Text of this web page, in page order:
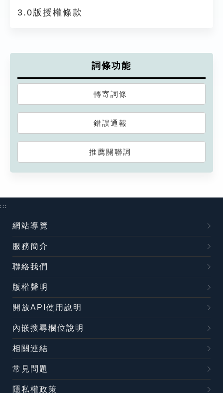
3.0版授權條款
詞條功能
轉寄詞條
錯誤通報
推薦關聯詞
:::
網站導覽
服務簡介
聯絡我們
版權聲明
開放API使用說明
內嵌搜尋欄位說明
相關連結
常見問題
隱私權政策